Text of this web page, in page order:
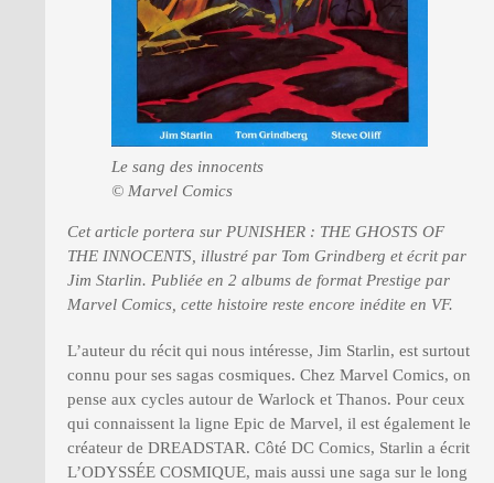
Le sang des innocents
© Marvel Comics
Cet article portera sur PUNISHER : THE GHOSTS OF
THE INNOCENTS, illustré par Tom Grindberg et écrit par
Jim Starlin. Publiée en 2 albums de format Prestige par
Marvel Comics, cette histoire reste encore inédite en VF.
L’auteur du récit qui nous intéresse, Jim Starlin, est surtout
connu pour ses sagas cosmiques. Chez Marvel Comics, on
pense aux cycles autour de Warlock et Thanos. Pour ceux
qui connaissent la ligne Epic de Marvel, il est également le
créateur de DREADSTAR. Côté DC Comics, Starlin a écrit
L’ODYSSÉE COSMIQUE, mais aussi une saga sur le long